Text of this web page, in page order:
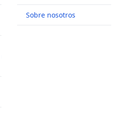
Sobre nosotros